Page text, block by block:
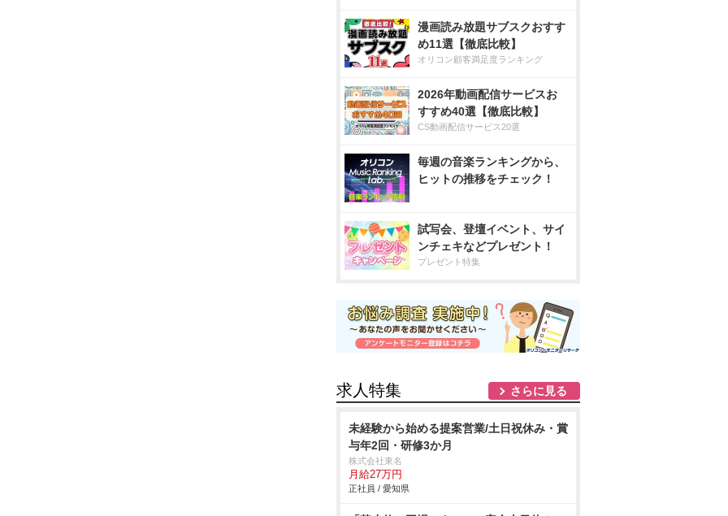
漫画読み放題サブスクおすす
め11選【徹底比較】
オリコン顧客満足度ランキング
2026年動画配信サービスお
すすめ40選【徹底比較】
CS動画配信サービス20選
毎週の音楽ランキングから、
ヒットの推移をチェック！
試写会、登壇イベント、サイ
ンチェキなどプレゼント！
プレゼント特集
求人特集 さらに見る
未経験から始める提案営業/土日祝休み・賞
与年2回・研修3か月
株式会社東名
月給27万円
正社員 / 愛知県